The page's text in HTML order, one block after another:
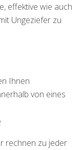
effektive wie auch
Ungeziefer zu
Ihnen
von eines
rechnen zu jeder